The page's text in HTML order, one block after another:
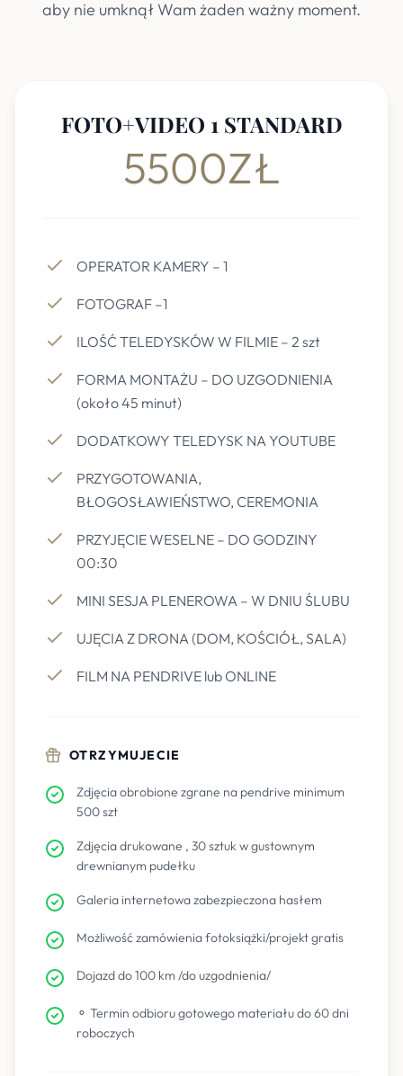
aby nie umknął Wam żaden ważny moment.
FOTO+VIDEO 1 STANDARD
5500ZŁ
OPERATOR KAMERY – 1
FOTOGRAF –1
ILOŚĆ TELEDYSKÓW W FILMIE – 2 szt
FORMA MONTAŻU – DO UZGODNIENIA
(około 45 minut)
DODATKOWY TELEDYSK NA YOUTUBE
PRZYGOTOWANIA,
BŁOGOSŁAWIEŃSTWO, CEREMONIA
PRZYJĘCIE WESELNE – DO GODZINY
00:30
MINI SESJA PLENEROWA – W DNIU ŚLUBU
UJĘCIA Z DRONA (DOM, KOŚCIÓŁ, SALA)
FILM NA PENDRIVE lub ONLINE
OTRZYMUJECIE
Zdjęcia obrobione zgrane na pendrive minimum
500 szt
Zdjęcia drukowane , 30 sztuk w gustownym
drewnianym pudełku
Galeria internetowa zabezpieczona hasłem
Możliwość zamówienia fotoksiążki/projekt gratis
Dojazd do 100 km /do uzgodnienia/
⚬ Termin odbioru gotowego materiału do 60 dni
roboczych